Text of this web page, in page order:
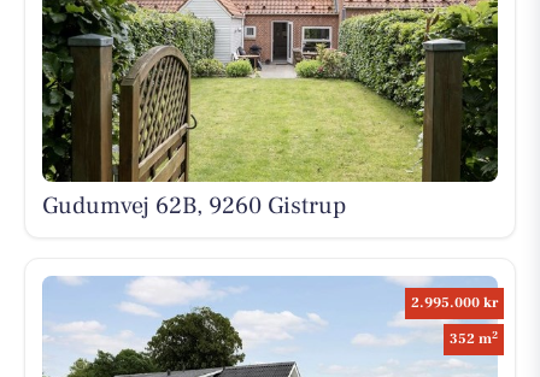
Gudumvej 62B, 9260 Gistrup
2.995.000 kr
352 m2